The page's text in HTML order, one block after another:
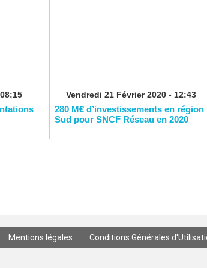
Vendredi 21 Février 2020 - 12:43
280 M€ d’investissements en région
Sud pour SNCF Réseau en 2020
Mentions légales Conditions Générales